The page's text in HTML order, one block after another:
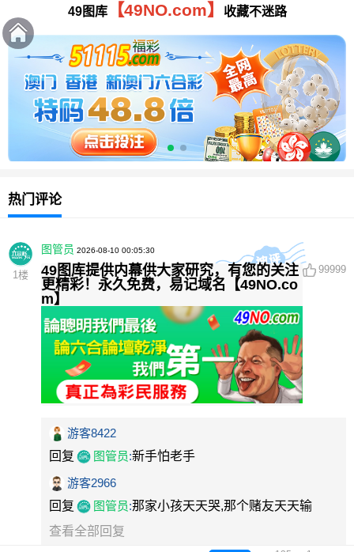
49图库【49NO.com】 收藏不迷路
热门评论
1 楼
图管员 2026-08-10 00:05:30
49图库提供内幕供大家研究，有您的关注
更精彩！永久免费，易记域名【49NO.co
m】
99999
游客8422
回复
图管员:新手怕老手
游客2966
回复
图管员:那家小孩天天哭,那个赌友天天输
查看全部回复